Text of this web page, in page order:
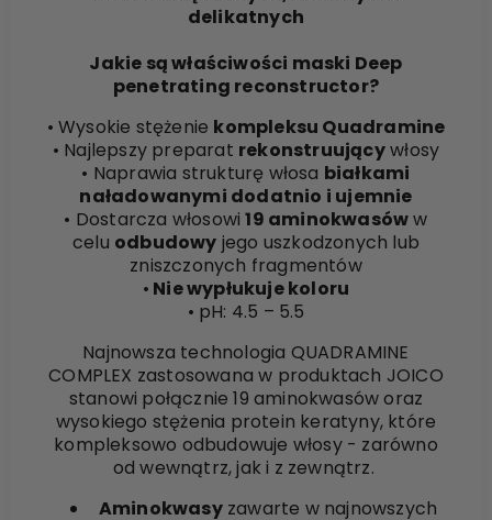
delikatnych
Jakie są właściwości maski Deep
penetrating reconstructor?
• Wysokie stężenie kompleksu Quadramine
• Najlepszy preparat rekonstruującywłosy
• Naprawia strukturę włosa białkami
naładowanymi dodatnio i ujemnie
• Dostarcza włosowi19 aminokwasóww
celu odbudowy jego uszkodzonych lub
zniszczonych fragmentów
• Nie wypłukuje koloru
• pH: 4.5 – 5.5
Najnowsza technologia QUADRAMINE
COMPLEX zastosowana w produktach JOICO
stanowi połącznie 19 aminokwasów oraz
wysokiego stężenia protein keratyny, które
kompleksowo odbudowuje włosy - zarówno
od wewnątrz, jak i z zewnątrz.
Aminokwasyzawarte w najnowszych